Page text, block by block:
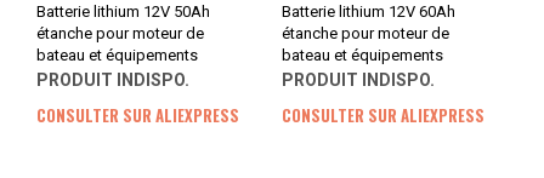
Batterie lithium 12V 50Ah
étanche pour moteur de
bateau et équipements
PRODUIT INDISPO.
CONSULTER SUR ALIEXPRESS
Batterie lithium 12V 60Ah
étanche pour moteur de
bateau et équipements
PRODUIT INDISPO.
CONSULTER SUR ALIEXPRESS